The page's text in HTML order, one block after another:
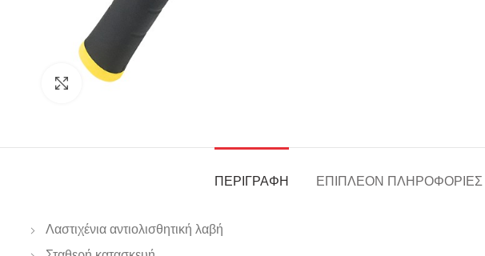
Click to enlarge
ΠΕΡΙΓΡΑΦΉ ΕΠΙΠΛΈΟΝ ΠΛΗΡΟΦΟΡΊΕΣ
Λαστιχένια αντιολισθητική λαβή